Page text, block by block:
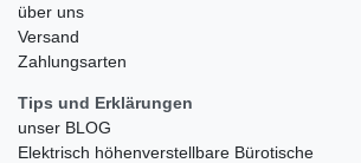
über uns
Versand
Zahlungsarten
Tips und Erklärungen
unser BLOG
Elektrisch höhenverstellbare Bürotische